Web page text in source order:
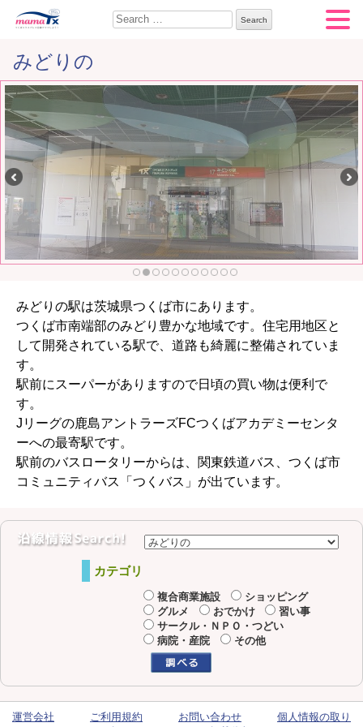
Search for:
みどりの
みどりの駅は茨城県つくば市にあります。
つくば市南端部のみどり豊かな地域です。住宅用地区と
して開発されている駅で、道路も綺麗に整備されていま
す。
駅前にスーパーがありますので日頃の買い物は便利で
す。
Jリーグの鹿島アントラーズFCつくばアカデミーセンタ
ーへの最寄駅です。
駅前のバスロータリーからは、関東鉄道バス、つくば市
コミュニティバス「つくバス」が出ています。
カテゴリ
複合商業施設
ショッピング
グルメ
おでかけ
習い事
サークル・ＮＰＯ・つどい
病院・産院
その他
運営会社 ご利用規約 お問い合わせ
個人情報の取り